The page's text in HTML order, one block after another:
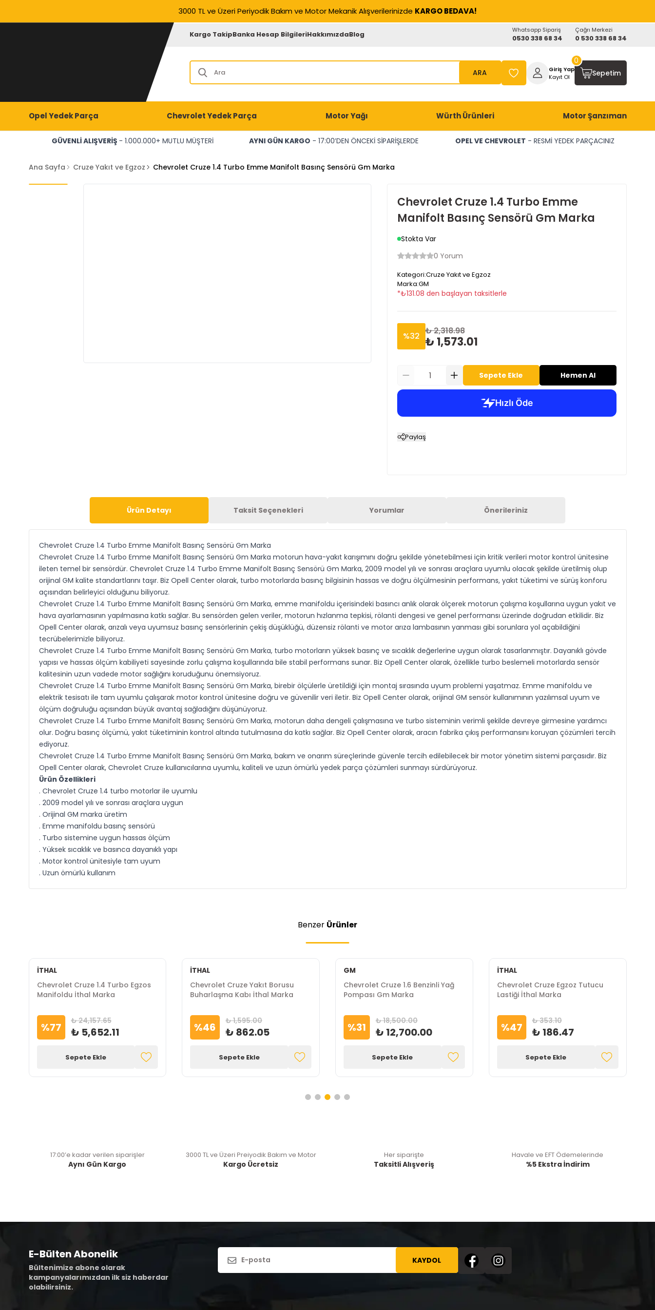
3000 TL ve Üzeri Periyodik Bakım ve Motor Mekanik Alışverilerinizde KARGO BEDAVA!
Kargo TakipBanka Hesap BilgileriHakkımızdaBlog Whatsapp Sipariş
0530 338 68 34
Çağrı Merkezi
0 530 338 68 34
ARA
Giriş Yap
Kayıt Ol
Sepetim
0
Opel Yedek Parça Chevrolet Yedek Parça Motor Yağı Würth Ürünleri Motor Şanzıman
GÜVENLİ ALIŞVERİŞ - 1.000.000+ MUTLU MÜŞTERİ AYNI GÜN KARGO - 17:00’DEN ÖNCEKİ SİPARİŞLERDE OPEL VE CHEVROLET - RESMİ YEDEK PARÇACINIZ
Ana Sayfa Cruze Yakıt ve Egzoz Chevrolet Cruze 1.4 Turbo Emme Manifolt Basınç Sensörü Gm Marka
Chevrolet Cruze 1.4 Turbo Emme
Manifolt Basınç Sensörü Gm Marka
Stokta Var
0 Yorum
Kategori:Cruze Yakıt ve Egzoz
Marka:GM
*₺131.08 den başlayan taksitlerle
%32 ₺ 2,318.98
₺ 1,573.01
Sepete Ekle Hemen Al
Paylaş
Ürün Detayı Taksit Seçenekleri Yorumlar Önerileriniz
Chevrolet Cruze 1.4 Turbo Emme Manifolt Basınç Sensörü Gm Marka
Chevrolet Cruze 1.4 Turbo Emme Manifolt Basınç Sensörü Gm Marka motorun hava-yakıt karışımını doğru şekilde yönetebilmesi için kritik verileri motor kontrol ünitesine
ileten temel bir sensördür. Chevrolet Cruze 1.4 Turbo Emme Manifolt Basınç Sensörü Gm Marka, 2009 model yılı ve sonrası araçlara uyumlu olacak şekilde üretilmiş olup
orijinal GM kalite standartlarını taşır. Biz Opell Center olarak, turbo motorlarda basınç bilgisinin hassas ve doğru ölçülmesinin performans, yakıt tüketimi ve sürüş konforu
açısından belirleyici olduğunu biliyoruz.
Chevrolet Cruze 1.4 Turbo Emme Manifolt Basınç Sensörü Gm Marka, emme manifoldu içerisindeki basıncı anlık olarak ölçerek motorun çalışma koşullarına uygun yakıt ve
hava ayarlamasının yapılmasına katkı sağlar. Bu sensörden gelen veriler, motorun hızlanma tepkisi, rölanti dengesi ve genel performansı üzerinde doğrudan etkilidir. Biz
Opell Center olarak, arızalı veya uyumsuz basınç sensörlerinin çekiş düşüklüğü, düzensiz rölanti ve motor arıza lambasının yanması gibi sorunlara yol açabildiğini
tecrübelerimizle biliyoruz.
Chevrolet Cruze 1.4 Turbo Emme Manifolt Basınç Sensörü Gm Marka, turbo motorların yüksek basınç ve sıcaklık değerlerine uygun olarak tasarlanmıştır. Dayanıklı gövde
yapısı ve hassas ölçüm kabiliyeti sayesinde zorlu çalışma koşullarında bile stabil performans sunar. Biz Opell Center olarak, özellikle turbo beslemeli motorlarda sensör
kalitesinin uzun vadede motor sağlığını koruduğunu önemsiyoruz.
Chevrolet Cruze 1.4 Turbo Emme Manifolt Basınç Sensörü Gm Marka, birebir ölçülerle üretildiği için montaj sırasında uyum problemi yaşatmaz. Emme manifoldu ve
elektrik tesisatı ile tam uyumlu çalışarak motor kontrol ünitesine doğru ve güvenilir veri iletir. Biz Opell Center olarak, orijinal GM sensör kullanımının yazılımsal uyum ve
ölçüm doğruluğu açısından büyük avantaj sağladığını düşünüyoruz.
Chevrolet Cruze 1.4 Turbo Emme Manifolt Basınç Sensörü Gm Marka, motorun daha dengeli çalışmasına ve turbo sisteminin verimli şekilde devreye girmesine yardımcı
olur. Doğru basınç ölçümü, yakıt tüketiminin kontrol altında tutulmasına da katkı sağlar. Biz Opell Center olarak, aracın fabrika çıkış performansını koruyan çözümleri tercih
ediyoruz.
Chevrolet Cruze 1.4 Turbo Emme Manifolt Basınç Sensörü Gm Marka, bakım ve onarım süreçlerinde güvenle tercih edilebilecek bir motor yönetim sistemi parçasıdır. Biz
Opell Center olarak, Chevrolet Cruze kullanıcılarına uyumlu, kaliteli ve uzun ömürlü yedek parça çözümleri sunmayı sürdürüyoruz.
Ürün Özellikleri
. Chevrolet Cruze 1.4 turbo motorlar ile uyumlu
. 2009 model yılı ve sonrası araçlara uygun
. Orijinal GM marka üretim
. Emme manifoldu basınç sensörü
. Turbo sistemine uygun hassas ölçüm
. Yüksek sıcaklık ve basınca dayanıklı yapı
. Motor kontrol ünitesiyle tam uyum
. Uzun ömürlü kullanım
Benzer Ürünler
İTHAL
Chevrolet Cruze 1.4 Turbo Egzos
Manifoldu İthal Marka
%77 ₺ 24,157.65
₺ 5,652.11
Sepete Ekle
İTHAL
Chevrolet Cruze Yakıt Borusu
Buharlaşma Kabı İthal Marka
%46 ₺ 1,595.00
₺ 862.05
Sepete Ekle
GM
Chevrolet Cruze 1.6 Benzinli Yağ
Pompası Gm Marka
%31 ₺ 18,500.00
₺ 12,700.00
Sepete Ekle
İTHAL
Chevrolet Cruze Egzoz Tutucu
Lastiği İthal Marka
%47 ₺ 353.10
₺ 186.47
Sepete Ekle
17:00’e kadar verilen siparişler
Aynı Gün Kargo
3000 TL ve Üzeri Preiyodik Bakım ve Motor
Kargo Ücretsiz
Her siparişte
Taksitli Alışveriş
Havale ve EFT Ödemelerinde
%5 Ekstra İndirim
E-Bülten Abonelik
Bültenimize abone olarak
kampanyalarımızdan ilk siz haberdar
olabilirsiniz.
KAYDOL